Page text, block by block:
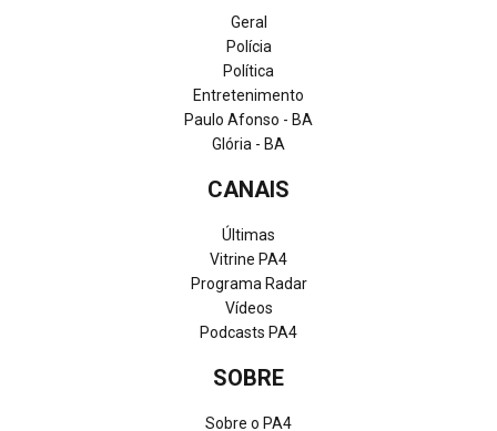
Geral
Polícia
Política
Entretenimento
Paulo Afonso - BA
Glória - BA
CANAIS
Últimas
Vitrine PA4
Programa Radar
Vídeos
Podcasts PA4
SOBRE
Sobre o PA4